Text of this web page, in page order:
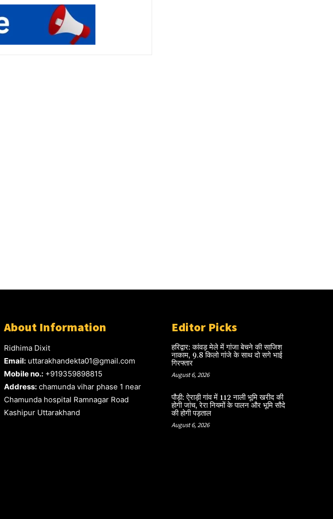
About Information
Ridhima Dixit
Email: uttarakhandekta01@gmail.com
Mobile no.: +919359898815
Address: chamunda vihar phase 1 near
Chamunda hospital Ramnagar Road
Kashipur Uttarakhand
Editor Picks
हरिद्वार: कांवड़ मेले में गांजा बेचने की साजिश
नाकाम, 9.8 किलो गांजे के साथ दो सगे भाई
गिरफ्तार
August 6, 2026
पौड़ी: ऐराड़ी गांव में 112 नाली भूमि खरीद की
होगी जांच, रेरा नियमों के पालन और भूमि सौदे
की होगी पड़ताल
August 6, 2026